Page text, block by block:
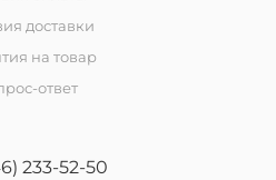
доставки
на товар
ответ
233-52-50